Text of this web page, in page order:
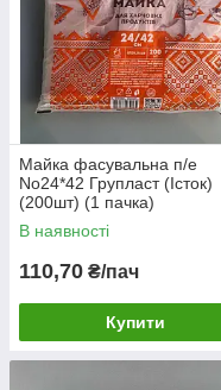
Майка фасувальна п/е
No24*42 Групласт (Істок)
(200шт) (1 пачка)
В наявності
110,70 ₴/пач
Купити